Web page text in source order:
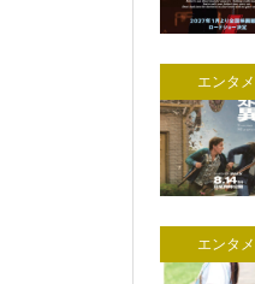
エンタメ
エンタメ